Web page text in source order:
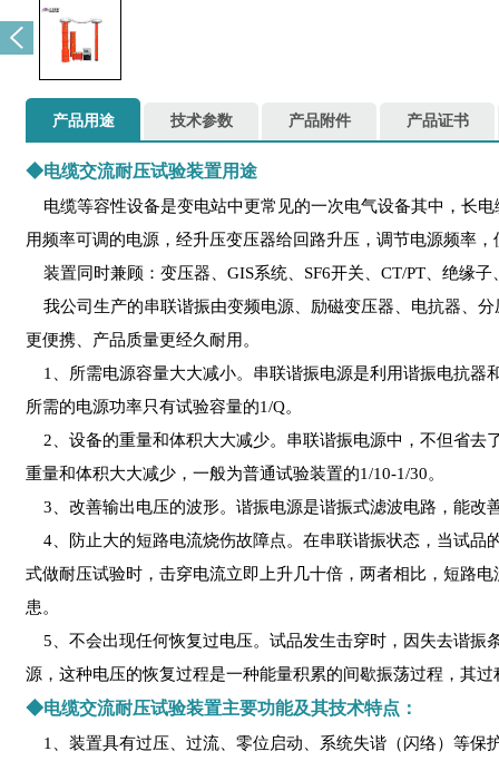
产品用途 技术参数 产品附件 产品证书
◆电缆交流耐压试验装置用途
电缆等容性设备是变电站中更常见的一次电气设备其中，长
用频率可调的电源，经升压变压器给回路升压，调节电源频率
装置同时兼顾：变压器、GIS系统、SF6开关、CT/PT、绝缘
我公司生产的串联谐振由变频电源、励磁变压器、电抗器、
更便携、产品质量更经久耐用。
1、所需电源容量大大减小。串联谐振电源是利用谐振电抗器
所需的电源功率只有试验容量的1/Q。
2、设备的重量和体积大大减少。串联谐振电源中，不但省去
重量和体积大大减少，一般为普通试验装置的1/10-1/30。
3、改善输出电压的波形。谐振电源是谐振式滤波电路，能改
4、防止大的短路电流烧伤故障点。在串联谐振状态，当试品
式做耐压试验时，击穿电流立即上升几十倍，两者相比，短路
患。
5、不会出现任何恢复过电压。试品发生击穿时，因失去谐振
源，这种电压的恢复过程是一种能量积累的间歇振荡过程，其
◆电缆交流耐压试验装置主要功能及其技术特点：
1、装置具有过压、过流、零位启动、系统失谐（闪络）等保